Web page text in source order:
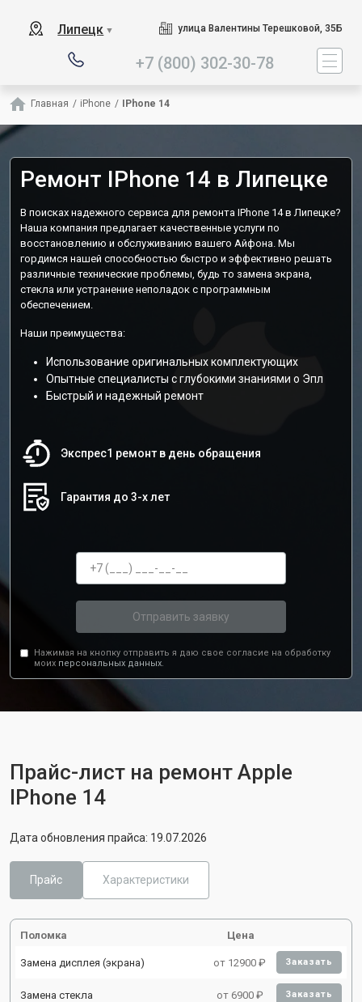
Липецк ▼ улица Валентины Терешковой, 35Б
+7 (800) 302-30-78
Главная / iPhone / IPhone 14
Ремонт IPhone 14 в Липецке
В поисках надежного сервиса для ремонта IPhone 14 в Липецке?
Наша компания предлагает качественные услуги по
восстановлению и обслуживанию вашего Айфона. Мы
гордимся нашей способностью быстро и эффективно решать
различные технические проблемы, будь то замена экрана,
стекла или устранение неполадок с программным
обеспечением.
Наши преимущества:
Использование оригинальных комплектующих
Опытные специалисты с глубокими знаниями о Эпл
Быстрый и надежный ремонт
Экспрес1 ремонт в день обращения
Гарантия до 3-х лет
Отправить заявку
Нажимая на кнопку отправить я даю свое согласие на обработку
моих персональных данных.
Прайс-лист на ремонт Apple
IPhone 14
Дата обновления прайса: 19.07.2026
Прайс Характеристики
Поломка Цена
Замена дисплея (экрана) от 12900 ₽ Заказать
Замена стекла от 6900 ₽ Заказать